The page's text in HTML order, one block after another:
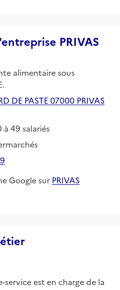
PRIVAS
alimentaire sous
DE PASTE 07000 PRIVAS
à 49 salariés
Google sur PRIVAS
est en charge de la